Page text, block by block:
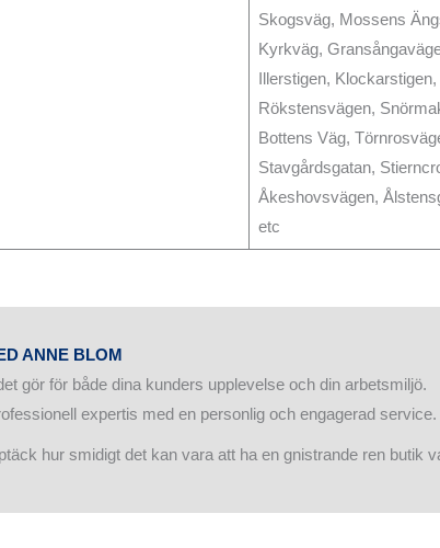
Skogsväg, Mossens
Kyrkväg,
Illerstigen,
Rökstensvägen,
Bottens Väg,
Stavgårdsgatan,
Åkeshovsvägen,
etc
ANNE BLOM
gör för både dina kunders upplevelse och din arbetsmiljö.
expertis med en personlig och engagerad service.
hur smidigt det kan vara att ha en gnistrande ren butik